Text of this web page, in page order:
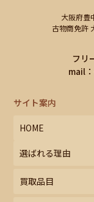
大阪府豊
古物商免許
フリ
mail：
サイト案内
HOME
選ばれる理由
買取品目